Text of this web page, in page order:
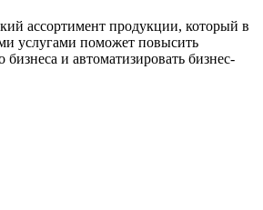
ассортимент продукции, который в
услугами поможет повысить
и автоматизировать бизнес-